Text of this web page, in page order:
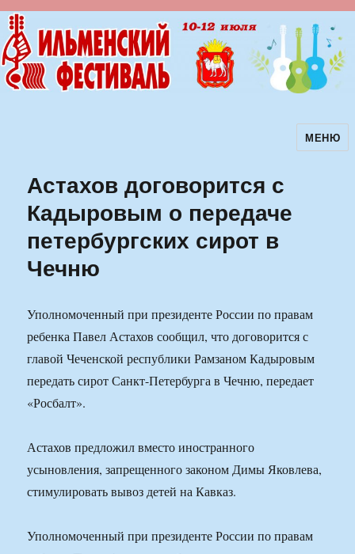
Ильменский фестиваль авторскойМЕНЮ
Астахов договорится с
Кадыровым о передаче
петербургских сирот в
Чечню
Уполномоченный при президенте России по правам
ребенка Павел Астахов сообщил, что договорится с
главой Чеченской республики Рамзаном Кадыровым
передать сирот Санкт-Петербурга в Чечню, передает
«Росбалт».
Астахов предложил вместо иностранного
усыновления, запрещенного законом Димы Яковлева,
стимулировать вывоз детей на Кавказ.
Уполномоченный при президенте России по правам